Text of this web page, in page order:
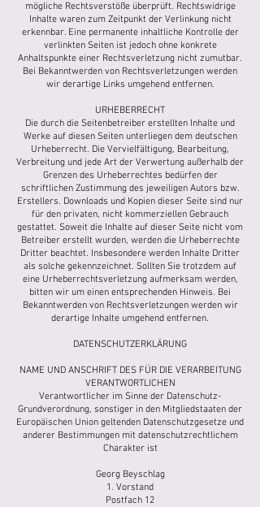
mögliche Rechtsverstöße überprüft. Rechtswidrige
Inhalte waren zum Zeitpunkt der Verlinkung nicht
erkennbar. Eine permanente inhaltliche Kontrolle der
verlinkten Seiten ist jedoch ohne konkrete
Anhaltspunkte einer Rechtsverletzung nicht zumutbar.
Bei Bekanntwerden von Rechtsverletzungen werden
wir derartige Links umgehend entfernen.
URHEBERRECHT
Die durch die Seitenbetreiber erstellten Inhalte und
Werke auf diesen Seiten unterliegen dem deutschen
Urheberrecht. Die Vervielfältigung, Bearbeitung,
Verbreitung und jede Art der Verwertung außerhalb der
Grenzen des Urheberrechtes bedürfen der
schriftlichen Zustimmung des jeweiligen Autors bzw.
Erstellers. Downloads und Kopien dieser Seite sind nur
für den privaten, nicht kommerziellen Gebrauch
gestattet. Soweit die Inhalte auf dieser Seite nicht vom
Betreiber erstellt wurden, werden die Urheberrechte
Dritter beachtet. Insbesondere werden Inhalte Dritter
als solche gekennzeichnet. Sollten Sie trotzdem auf
eine Urheberrechtsverletzung aufmerksam werden,
bitten wir um einen entsprechenden Hinweis. Bei
Bekanntwerden von Rechtsverletzungen werden wir
derartige Inhalte umgehend entfernen.
DATENSCHUTZERKLÄRUNG
NAME UND ANSCHRIFT DES FÜR DIE VERARBEITUNG
VERANTWORTLICHEN
Verantwortlicher im Sinne der Datenschutz-
Grundverordnung, sonstiger in den Mitgliedstaaten der
Europäischen Union geltenden Datenschutzgesetze und
anderer Bestimmungen mit datenschutzrechtlichem
Charakter ist
Georg Beyschlag
1. Vorstand
Postfach 12